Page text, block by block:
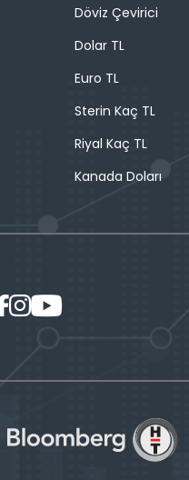
Döviz Çevirici
Dolar TL
Euro TL
Sterin Kaç TL
Riyal Kaç TL
Kanada Doları